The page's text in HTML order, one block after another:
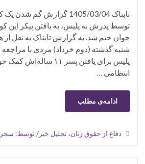
توسط پدرش به پلیس، به یافتن پیکر این
جوان ختم شد. به گزارش تابناک به نقل از
شنبه گذشته (دوم خرداد) مردی با مراجعه
پلیس برای یافتن پسر ۱۱
انتظامی …
ادامه‌ی مطلب
دفاع از حقوق زنان، تحلیل خبر/ توسط: